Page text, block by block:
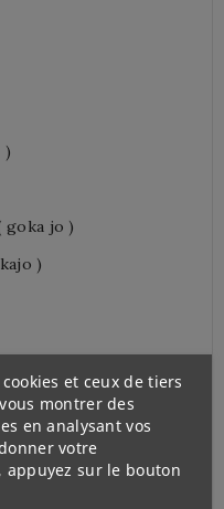
)
goka jo )
)
et ceux de tiers
montrer des
en analysant vos
votre
sur le bouton